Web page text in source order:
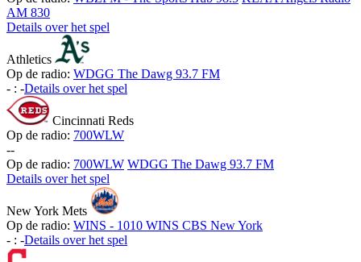
AM 830
Details over het spel
Athletics
Op de radio: WDGG The Dawg 93.7 FM
- : -Details over het spel
Cincinnati Reds
Op de radio: 700WLW
--
Op de radio: 700WLW WDGG The Dawg 93.7 FM
Details over het spel
New York Mets
Op de radio: WINS - 1010 WINS CBS New York
- : -Details over het spel